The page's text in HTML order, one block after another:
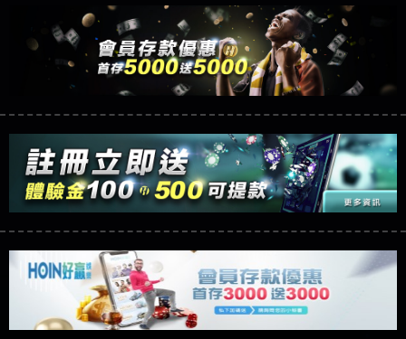
錢怎麼辦 本文教你如何拿回被騙資金
KnTop是詐騙嗎 【KnTop】KnTop無法出金 被KnTop詐騙
的錢一招拿回
【免費討回資金賴zg369】機台運算專案是詐騙嗎
機台運算專案是不是詐騙 機台運算專案是真的嗎
被機台運算專案詐騙的錢怎麼辦 本文教你如何拿
回被騙資金
【其他問題】 Hoyabit詐騙持續收割國人中【免費
討回資金賴zg369】Hoyabit是詐騙嗎 Hoyabit是不是詐
騙 Hoyabit是真的嗎 被HoyabitHoyabit詐騙的錢怎麼辦
本文教你如何拿回被騙資金
【其他問題】KS.M多元化行銷詐騙持續收割國人
中【免費討回資金賴zg369】KS.M多元化行銷是詐
騙嗎 KS.M多元化行銷是不是詐騙 KS.M多元化行銷是
真的嗎 被KS.M多元化行銷詐騙的錢怎麼辦 本文教
【其他問題】免費追回賴「zg369」深度解析野原
家 Family & Love如何詐騙 野原家 Family & Love是不是詐
騙 野原家 Family & Love是真的嗎 野原家 Family & Love是
請遠離
【其他問題】元盈橋詐騙持續收割國人中【免費
討回資金賴zg369】元盈橋是詐騙嗎 元盈橋是不是
本文教你如何拿回被騙資金
【其他問題】被騙追回賴【zg369】M.L.Edge利用新
是詐騙 M.L.Edge是詐騙嗎 【M.L.Edge】M.L.Edge無法出
金 被M.L.Edge詐騙的錢一招拿回
費討回資金賴zg369】Robinhood是詐騙嗎 Robinhood是
不是詐騙 Robinhood是真的嗎 被Robinhood詐騙的錢怎
麼辦 本文教你如何拿回被騙資金
【其他問題】FLTO詐騙持續收割國人中【免費討回
資金賴zg369】FLTO是詐騙嗎 FLTO是不是詐騙 FLTO是
真的嗎 被FLTO詐騙的錢怎麼辦 本文教你如何拿回
被騙資金
【其他問題】 遇詐騙求救賴【zg369】八旬老翁被
ALYWS詐騙家破人亡 ALYWS是真的嗎 ALYWS是不是詐騙
ALYWS是詐騙嗎 （ALYWS）無法出金 請小心群組暗椿
【其他問題】金雞一鳴，今晚親自抱走屬於你的
金蛋大獎！
【其他問題】用理性數據指路，開啟你的高回報
娛樂之旅
【其他問題】【老玩家不藏私】2025 線上老虎機
這樣挑！RTP、波動率和平台安全的全攻略！
【推薦博弈】這款《ATG 武俠》老虎機真的猛！玩
過才知道什麼叫超過3萬種中獎方式！
【推薦博弈】BNG電子遊戲完整攻略！熱門老虎
機、集鴻運玩法、獨家試玩一次看！
【其他問題】【2025】ATG試玩必看！戰神賽特
51,000倍數玩法攻略，輕鬆稱霸老虎機！
【其他問題】「拆解力智投資詐騙套路緊急追討
【沈樂慧】又是九州??爛死了黑網不要玩
【林伊依】爛死了拉贏錢直接鎖帳號可以去吃屎
【陳靜茹】推薦小畢，我也是小畢的會員～～
【黃家羭】推推
【AVA娛樂城】還會自己做假對話來毀謗欸哈哈哈
好厲
【陳順堪】黑網不出金
【黃伊珊】不推薦爛公司
【陳順堪】星匯娛樂城出金幾次後贏錢就不給出
金
【陳順堪】黑網出金幾次後贏了就不出金出
【玩運彩】
【asd】唬爛不出金黑網垃圾平台
【蘇俊曄】所以會出金嗎現在也是一樣的狀況
【侯依揚】廢物喔
【傑】推代理真的好相處